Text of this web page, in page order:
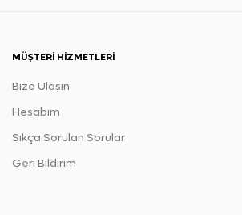
MÜŞTERI HIZMETLERI
Bize Ulaşın
Hesabım
Sıkça Sorulan Sorular
Geri Bildirim